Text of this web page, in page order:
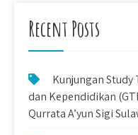
Recent Posts
Kunjungan
dan Kependidikan
Qurrata A’yun Sigi